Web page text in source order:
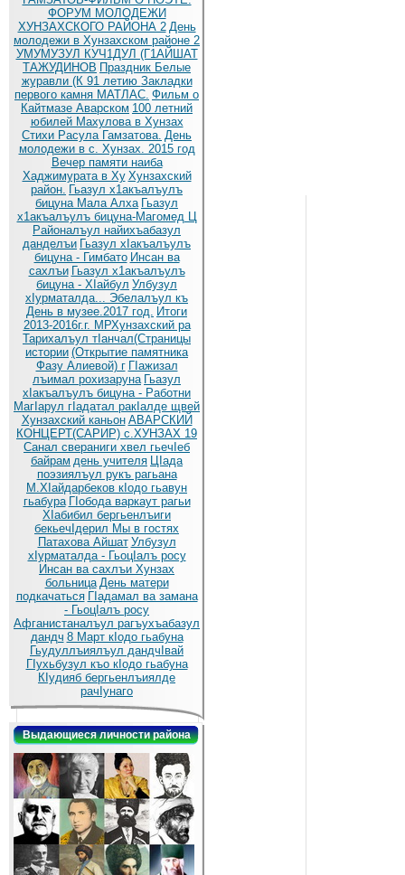
ФОРУМ МОЛОДЕЖИ
ХУНЗАХСКОГО РАЙОНА 2 День
молодежи в Хунзахском районе 2
УМУМУЗУЛ КУЧ1ДУЛ (Г1АЙШАТ
ТАЖУДИНОВ Праздник Белые
журавли (К 91 летию Закладки
первого камня МАТЛАС. Фильм о
Кайтмазе Аварском 100 летний
юбилей Махулова в Хунзах
Стихи Расула Гамзатова. День
молодежи в с. Хунзах. 2015 год
Вечер памяти наиба
Хаджимурата в Ху Хунзахский
район. Гьазул х1акъалъулъ
бицуна Мала Алха Гьазул
х1акъалъулъ бицуна-Магомед Ц
Районалъул найихъабазул
данделъи Гьазул хIакъалъулъ
бицуна - Гимбато Инсан ва
сахлъи Гьазул х1акъалъулъ
бицуна - ХIайбул Улбузул
хIурматалда... Эбелалъул къ
День в музее.2017 год. Итоги
2013-2016г.г. МРХунзахский ра
Тарихалъул тIанчал(Страницы
истории (Открытие памятника
Фазу Алиевой) г ГIажизал
лъимал рохизаруна Гьазул
хIакъалъулъ бицуна - Работни
МагIарул гIадатал ракIалде щвей
Хунзахский каньон АВАРСКИЙ
КОНЦЕРТ(САРИР) с.ХУНЗАХ 19
Санал свераниги хвел гьечIеб
байрам день учителя ЦIада
поэзиялъул рукъ рагьана
М.ХIайдарбеков кIодо гьавун
гьабура ГIобода варкаут рагьи
ХIабибил бергьенлъиги
бекьечIдерил Мы в гостях
Патахова Айшат Улбузул
хIурматалда - ГьоцIалъ росу
Инсан ва сахлъи Хунзах
больница День матери
подкачаться ГIадамал ва замана
- ГьоцIалъ росу
Афганистаналъул рагъухъабазул
дандч 8 Март кIодо гьабуна
Гьудуллъиялъул дандчIвай
ГIухьбузул къо кIодо гьабуна
КIудияб бергьенлъиялде
рачIунаго
Выдающиеся личности района